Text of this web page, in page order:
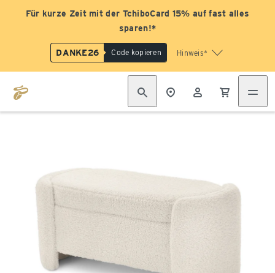
Für kurze Zeit mit der TchiboCard 15% auf fast alles
sparen!*
DANKE26 Code kopieren Hinweis*